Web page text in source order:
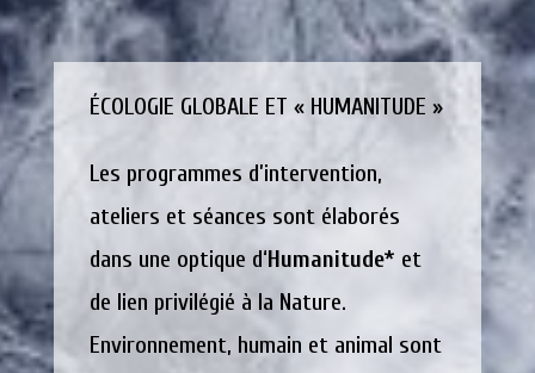
ÉCOLOGIE GLOBALE ET « HUMANITUDE »
Les programmes d’intervention,
ateliers et séances sont élaborés
dans une optique d‘Humanitude* et
de lien privilégié à la Nature.
Environnement, humain et animal sont